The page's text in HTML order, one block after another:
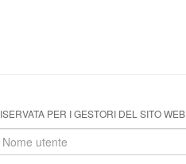
PER I GESTORI DEL SITO WEB